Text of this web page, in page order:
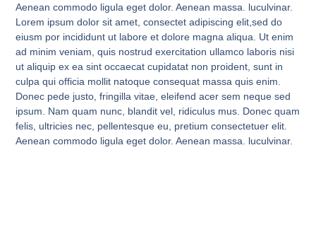
Aenean commodo ligula eget dolor. Aenean massa. luculvinar.
Lorem ipsum dolor sit amet, consectet adipiscing elit,sed do
eiusm por incididunt ut labore et dolore magna aliqua. Ut enim
ad minim veniam, quis nostrud exercitation ullamco laboris nisi
ut aliquip ex ea sint occaecat cupidatat non proident, sunt in
culpa qui officia mollit natoque consequat massa quis enim.
Donec pede justo, fringilla vitae, eleifend acer sem neque sed
ipsum. Nam quam nunc, blandit vel, ridiculus mus. Donec quam
felis, ultricies nec, pellentesque eu, pretium consectetuer elit.
Aenean commodo ligula eget dolor. Aenean massa. luculvinar.